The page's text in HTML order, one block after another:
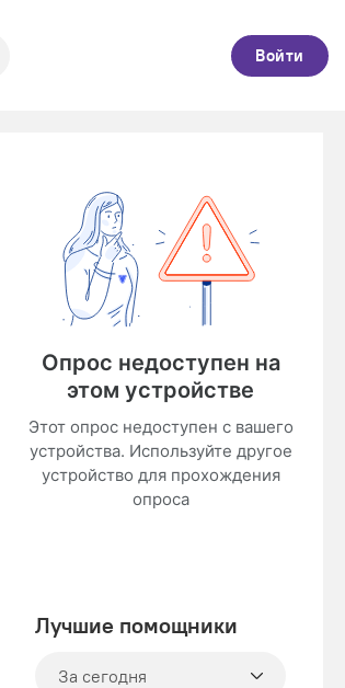
Войти
Лучшие помощники
За сегодня